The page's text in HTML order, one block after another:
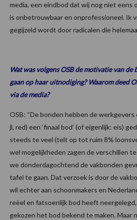
media, een eindbod dat wij nog niet eens
is onbetrouwbaar en onprofessioneel. Ik
gegijzeld wordt door radicalen die
Wat was volgens OSB de motivatie van de
gaan op haar uitnodiging? Waarom deed
via de media?
OSB: “De bonden hebben de werkgevers
jl, red) een ‘finaal bod’ (of eigenlijk: eis)
steeds te veel (telt op tot ruim 8%
wel mogelijkheden zagen de verschillen
we donderdagochtend de vakbonden
tafel te gaan. Dat verzoek is door de
wil echter aan schoonmakers en
reëel en fatsoenlijk bod heeft
gekozen het bod bekend te maken. Maar